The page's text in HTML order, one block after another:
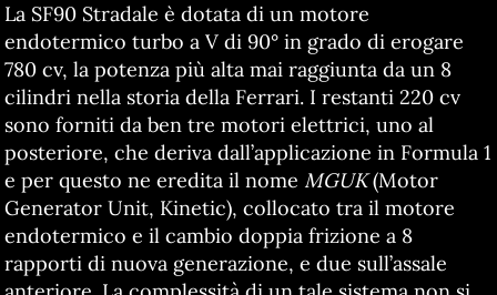
La SF90 Stradale è dotata di un motore
endotermico turbo a V di 90° in grado di erogare
780 cv, la potenza più alta mai raggiunta da un 8
cilindri nella storia della Ferrari. I restanti 220 cv
sono forniti da ben tre motori elettrici, uno al
posteriore, che deriva dall’applicazione in Formula 1
e per questo ne eredita il nome MGUK(Motor
Generator Unit, Kinetic), collocato tra il motore
endotermico e il cambio doppia frizione a 8
rapporti di nuova generazione, e due sull’assale